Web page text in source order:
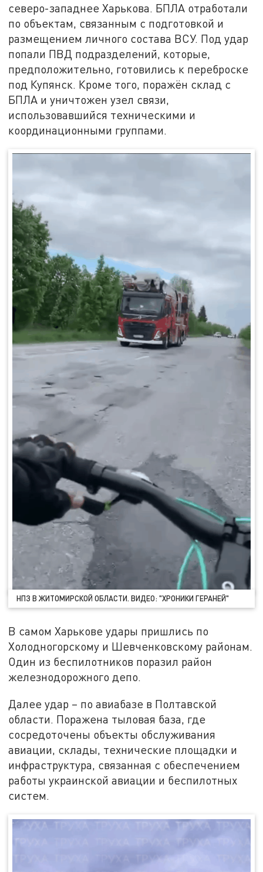
северо-западнее Харькова. БПЛА отработали
по объектам, связанным с подготовкой и
размещением личного состава ВСУ. Под удар
попали ПВД подразделений, которые,
предположительно, готовились к переброске
под Купянск. Кроме того, поражён склад с
БПЛА и уничтожен узел связи,
использовавшийся техническими и
координационными группами.
НПЗ В ЖИТОМИРСКОЙ ОБЛАСТИ. ВИДЕО: "ХРОНИКИ ГЕРАНЕЙ"
В самом Харькове удары пришлись по
Холодногорскому и Шевченковскому районам.
Один из беспилотников поразил район
железнодорожного депо.
Далее удар – по авиабазе в Полтавской
области. Поражена тыловая база, где
сосредоточены объекты обслуживания
авиации, склады, технические площадки и
инфраструктура, связанная с обеспечением
работы украинской авиации и беспилотных
систем.